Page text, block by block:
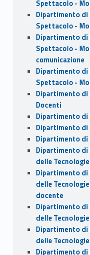
Spettacolo -
Dipartimento di
Spettacolo -
Dipartimento di
Spettacolo -
comunicazione
Dipartimento di
Spettacolo -
Dipartimento di
Docenti
Dipartimento di
Dipartimento di
Dipartimento di
Dipartimento di
delle
Dipartimento di
delle
docente
Dipartimento di
delle
Dipartimento di
delle
Dipartimento di